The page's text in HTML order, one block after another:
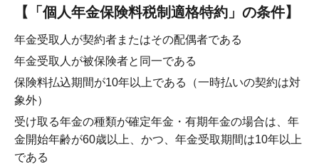
【「個人年金保険料税制適格特約」の条件】
年金受取人が契約者またはその配偶者である
年金受取人が被保険者と同一である
保険料払込期間が10年以上である（一時払いの契約は対
象外）
受け取る年金の種類が確定年金・有期年金の場合は、年
金開始年齢が60歳以上、かつ、年金受取期間は10年以上
である